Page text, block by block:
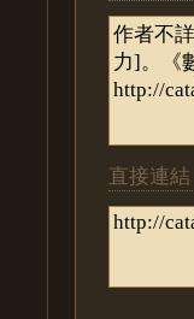
直接連結